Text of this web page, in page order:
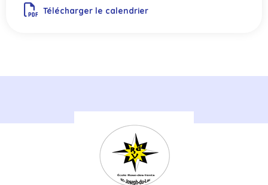
Télécharger le calendrier